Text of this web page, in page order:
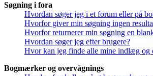
Søgning i fora
Hvordan søger jeg i et forum eller på
Hvorfor giver min søgning ingen
Hvorfor returnerer min søgning en
Hvordan søger jeg efter brugere?
Hvor kan jeg finde alle mine indlæg og
Bogmærker og overvågnings